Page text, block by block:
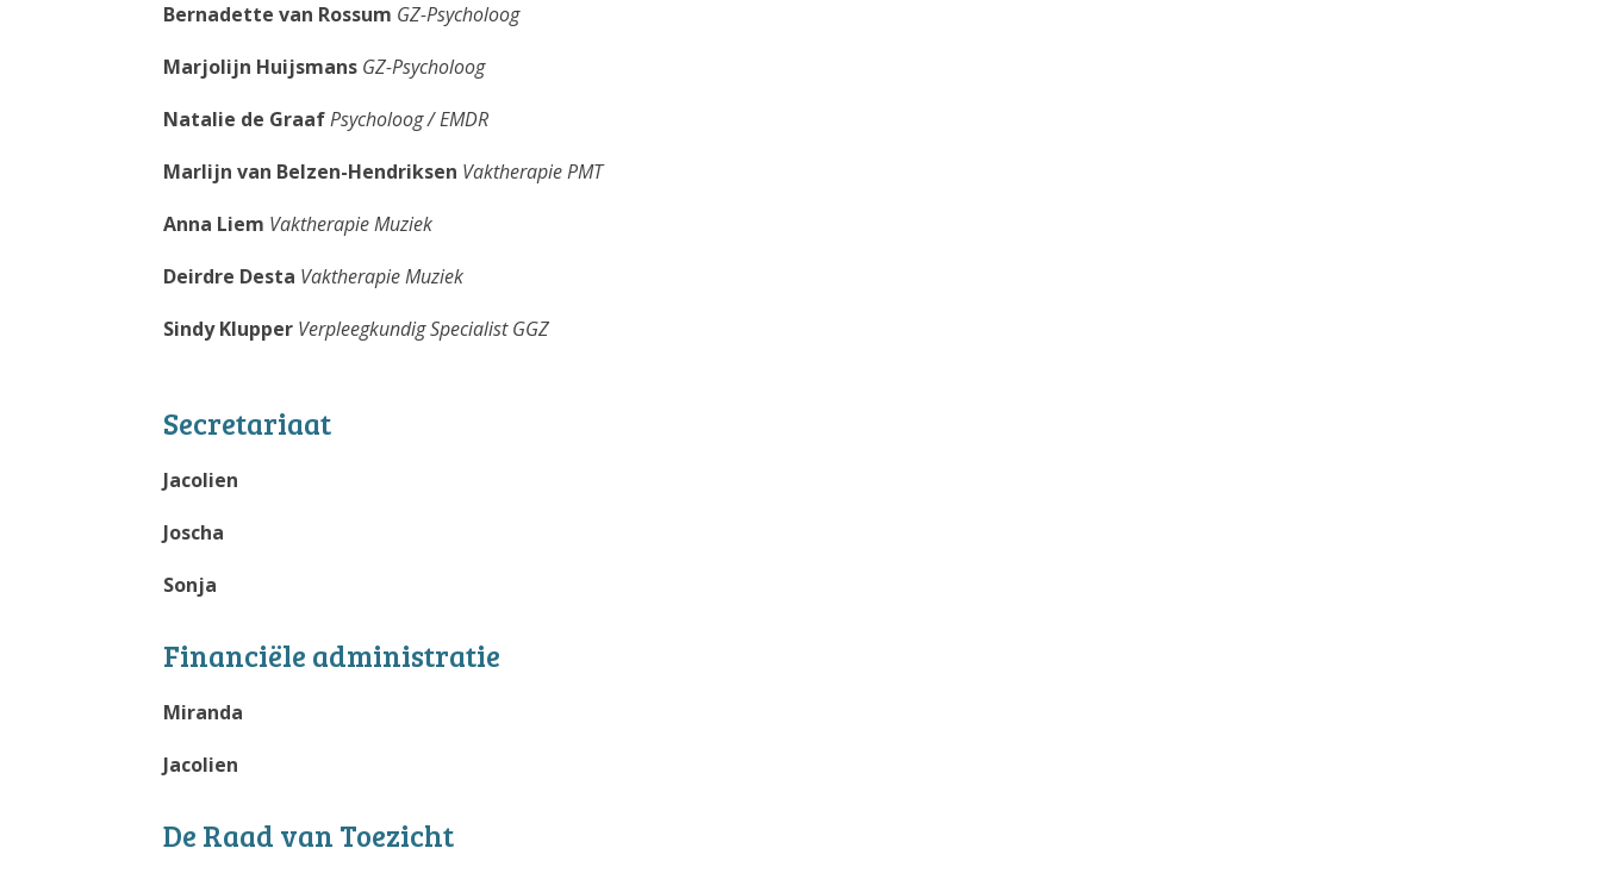
Bernadette van Rossum GZ-Psycholoog
Marjolijn Huijsmans GZ-Psycholoog
Natalie de GraafPsycholoog / EMDR
Marlijn van Belzen-Hendriksen Vaktherapie PMT
Anna Liem Vaktherapie Muziek
Deirdre Desta Vaktherapie Muziek
Sindy Klupper Verpleegkundig Specialist GGZ
Secretariaat
Jacolien
Joscha
Sonja
Financiële administratie
Miranda
Jacolien
De Raad van Toezicht